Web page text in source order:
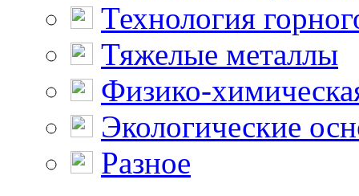
Технология
Тяжелые металлы
Физико-
Экологические
Разное